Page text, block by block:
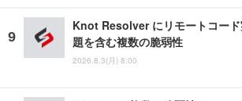
Knot Resolver にリモートコー
題を含む複数の脆弱性
2026.8.3(月) 8:00